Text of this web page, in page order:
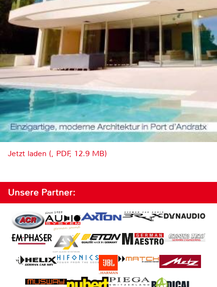
Jetzt laden (, PDF, 12.9 MB)
Unsere Partner: